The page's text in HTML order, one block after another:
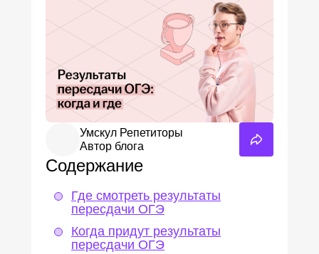
Пробный ОГЭ
Пробный ЕГЭ
Умскул Репетиторы
Автор блога
Содержание
Где смотреть результаты
пересдачи ОГЭ
Когда придут результаты
пересдачи ОГЭ